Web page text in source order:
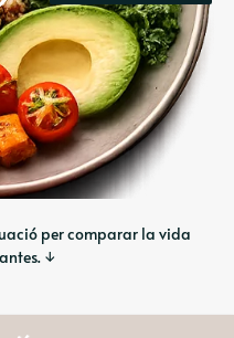
per comparar la vida
↓